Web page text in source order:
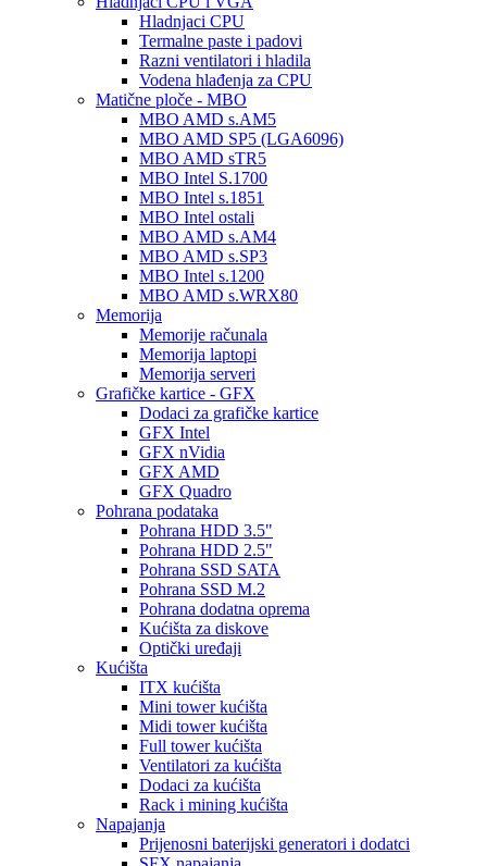
Hladnjaci CPU
Termalne paste i padovi
Razni ventilatori i hladila
Vodena hlađenja za CPU
Matične ploče - MBO
MBO AMD s.AM5
MBO AMD SP5 (LGA6096)
MBO AMD sTR5
MBO Intel S.1700
MBO Intel s.1851
MBO Intel ostali
MBO AMD s.AM4
MBO AMD s.SP3
MBO Intel s.1200
MBO AMD s.WRX80
Memorija
Memorije računala
Memorija laptopi
Memorija serveri
Grafičke kartice - GFX
Dodaci za grafičke kartice
GFX Intel
GFX nVidia
GFX AMD
GFX Quadro
Pohrana podataka
Pohrana HDD 3.5"
Pohrana HDD 2.5"
Pohrana SSD SATA
Pohrana SSD M.2
Pohrana dodatna oprema
Kućišta za diskove
Optički uređaji
Kućišta
ITX kućišta
Mini tower kućišta
Midi tower kućišta
Full tower kućišta
Ventilatori za kućišta
Dodaci za kućišta
Rack i mining kućišta
Napajanja
Prijenosni baterijski generatori i dodatci